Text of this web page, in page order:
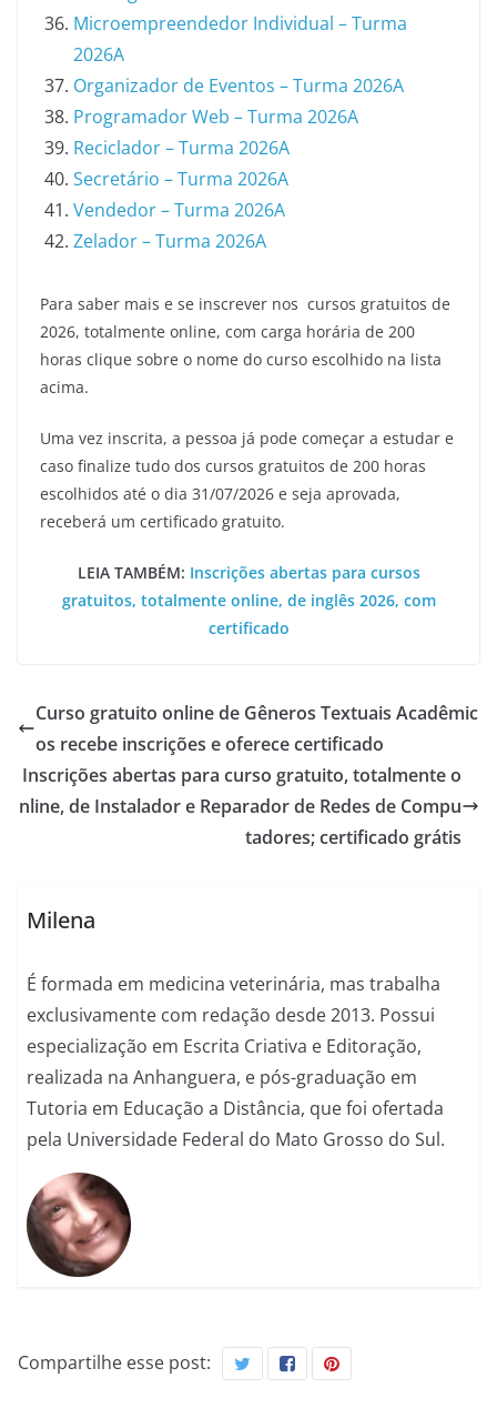
Microempreendedor Individual – Turma
2026A
Organizador de Eventos – Turma 2026A
Programador Web – Turma 2026A
Reciclador – Turma 2026A
Secretário – Turma 2026A
Vendedor – Turma 2026A
Zelador – Turma 2026A
Para saber mais e se inscrever nos cursos gratuitos de
2026, totalmente online, com carga horária de 200
horas clique sobre o nome do curso escolhido na lista
acima.
Uma vez inscrita, a pessoa já pode começar a estudar e
caso finalize tudo dos cursos gratuitos de 200 horas
escolhidos até o dia 31/07/2026 e seja aprovada,
receberá um certificado gratuito.
LEIA TAMBÉM: Inscrições abertas para cursos
gratuitos, totalmente online, de inglês 2026, com
certificado
Curso gratuito online de Gêneros Textuais Acadêmic
os recebe inscrições e oferece certificado
Inscrições abertas para curso gratuito, totalmente o
nline, de Instalador e Reparador de Redes de Compu
tadores; certificado grátis
Milena
É formada em medicina veterinária, mas trabalha
exclusivamente com redação desde 2013. Possui
especialização em Escrita Criativa e Editoração,
realizada na Anhanguera, e pós-graduação em
Tutoria em Educação a Distância, que foi ofertada
pela Universidade Federal do Mato Grosso do Sul.
Compartilhe esse post: